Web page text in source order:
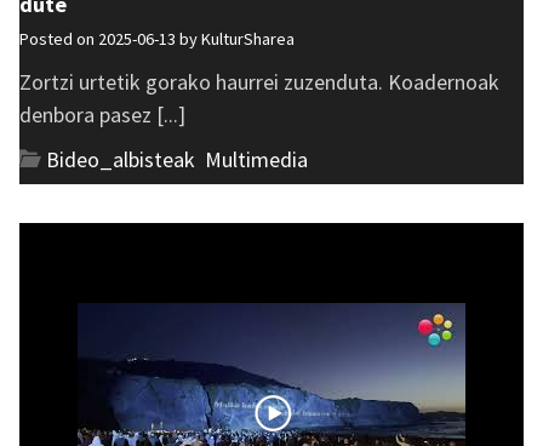
Posted on 2025-06-13 byKulturSharea
Zortzi urtetik gorako haurrei zuzenduta. Koadernoak
denbora pasez [...]
Bideo_albisteak Multimedia